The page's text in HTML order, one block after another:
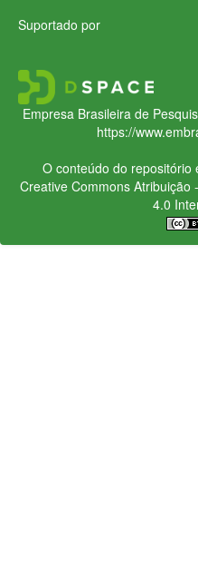
Suportado por
Empresa Brasileira de
https://
O conteúdo do repositório
Creative CommonsAtribuição
4.0